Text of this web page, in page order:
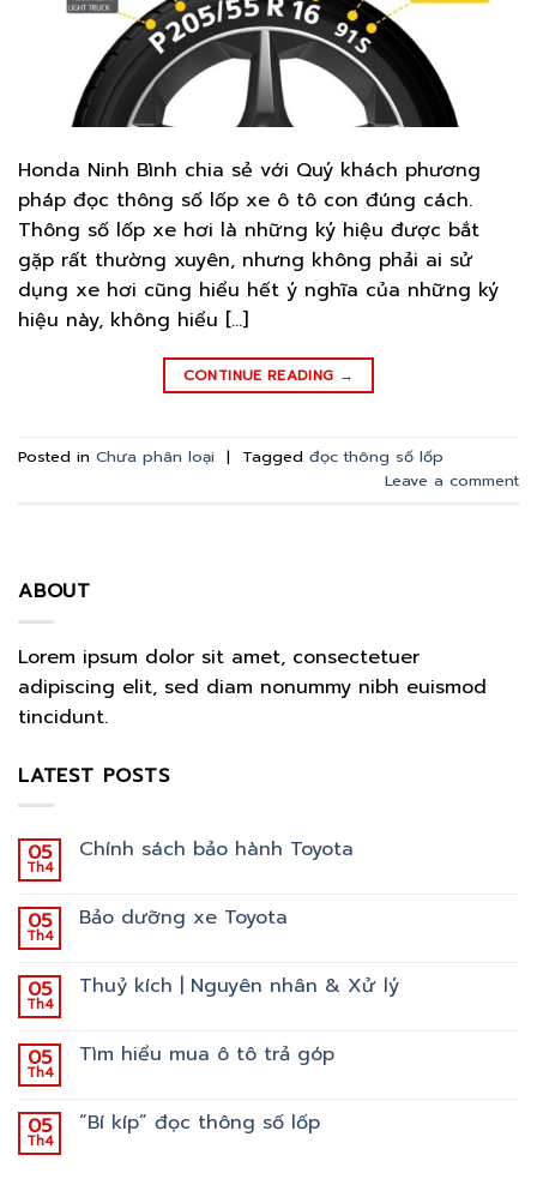
Honda Ninh Bình chia sẻ với Quý khách phương
pháp đọc thông số lốp xe ô tô con đúng cách.
Thông số lốp xe hơi là những ký hiệu được bắt
gặp rất thường xuyên, nhưng không phải ai sử
dụng xe hơi cũng hiểu hết ý nghĩa của những ký
hiệu này, không hiểu […]
CONTINUE READING →
Posted in Chưa phân loại | Tagged đọc thông số lốp
Leave a comment
ABOUT
Lorem ipsum dolor sit amet, consectetuer
adipiscing elit, sed diam nonummy nibh euismod
tincidunt.
LATEST POSTS
05
Th4
Chính sách bảo hành Toyota
05
Th4
Bảo dưỡng xe Toyota
05
Th4
Thuỷ kích | Nguyên nhân & Xử lý
05
Th4
Tìm hiểu mua ô tô trả góp
05
Th4
“Bí kíp” đọc thông số lốp